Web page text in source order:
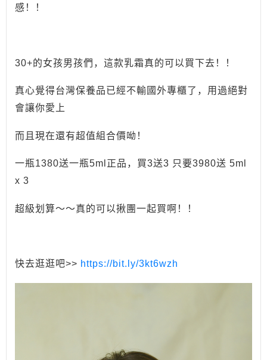
感！！
30+的女孩男孩們，這款乳霜真的可以買下去！！
真心覺得台灣保養品已經不輸國外專櫃了，用過絕對
會讓你愛上
而且現在還有超值組合價呦！
一瓶1380送一瓶5ml正品，買3送3 只要3980送 5ml
x 3
超級划算～～真的可以揪團一起買啊！！
快去逛逛吧>> https://bit.ly/3kt6wzh